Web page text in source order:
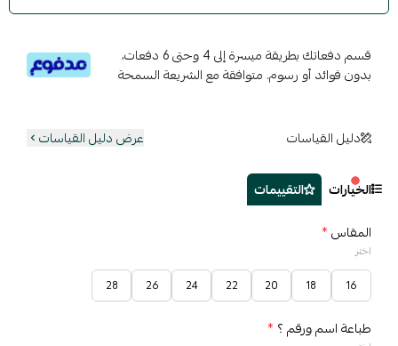
قسم دفعاتك بطريقة ميسرة إلى 4 وحتى 6 دفعات،
بدون فوائد أو رسوم. متوافقة مع الشريعة السمحة
دليل القياسات عرض دليل القياسات
الخيارات
التقييمات
المقاس*
اختر
16
18
20
22
24
26
28
طباعة اسم ورقم ؟ *